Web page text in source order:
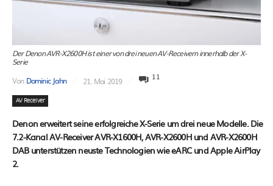
Der Denon AVR-X2600H ist einer von drei neuen AV-Receivern innerhalb der X-
Serie
Von Dominic Jahn 21. Mai 2019 11
AV Receiver
Denon erweitert seine erfolgreiche X-Serie um drei neue Modelle. Die
7.2-Kanal AV-Receiver AVR-X1600H, AVR-X2600H und AVR-X2600H
DAB unterstützen neuste Technologien wie eARC und Apple AirPlay
2.